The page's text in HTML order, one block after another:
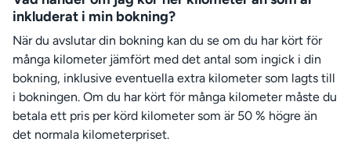
inkluderat i min bokning?
När du avslutar din bokning kan du se om du har kört för
många kilometer jämfört med det antal som ingick i din
bokning, inklusive eventuella extra kilometer som lagts till
i bokningen. Om du har kört för många kilometer måste du
betala ett pris per körd kilometer som är 50 % högre än
det normala kilometerpriset.